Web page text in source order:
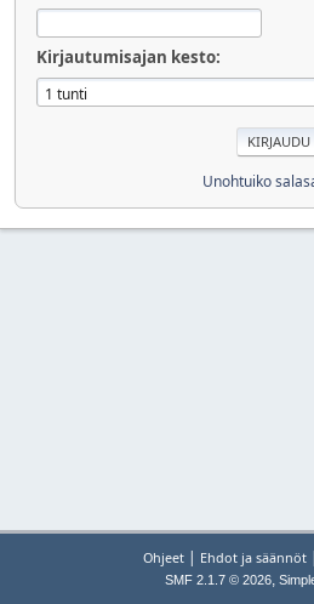
Kirjautumisajan kesto:
Unohtuiko
Ohjeet | Ehdot ja säännöt |
SMF 2.1.7 © 2026,